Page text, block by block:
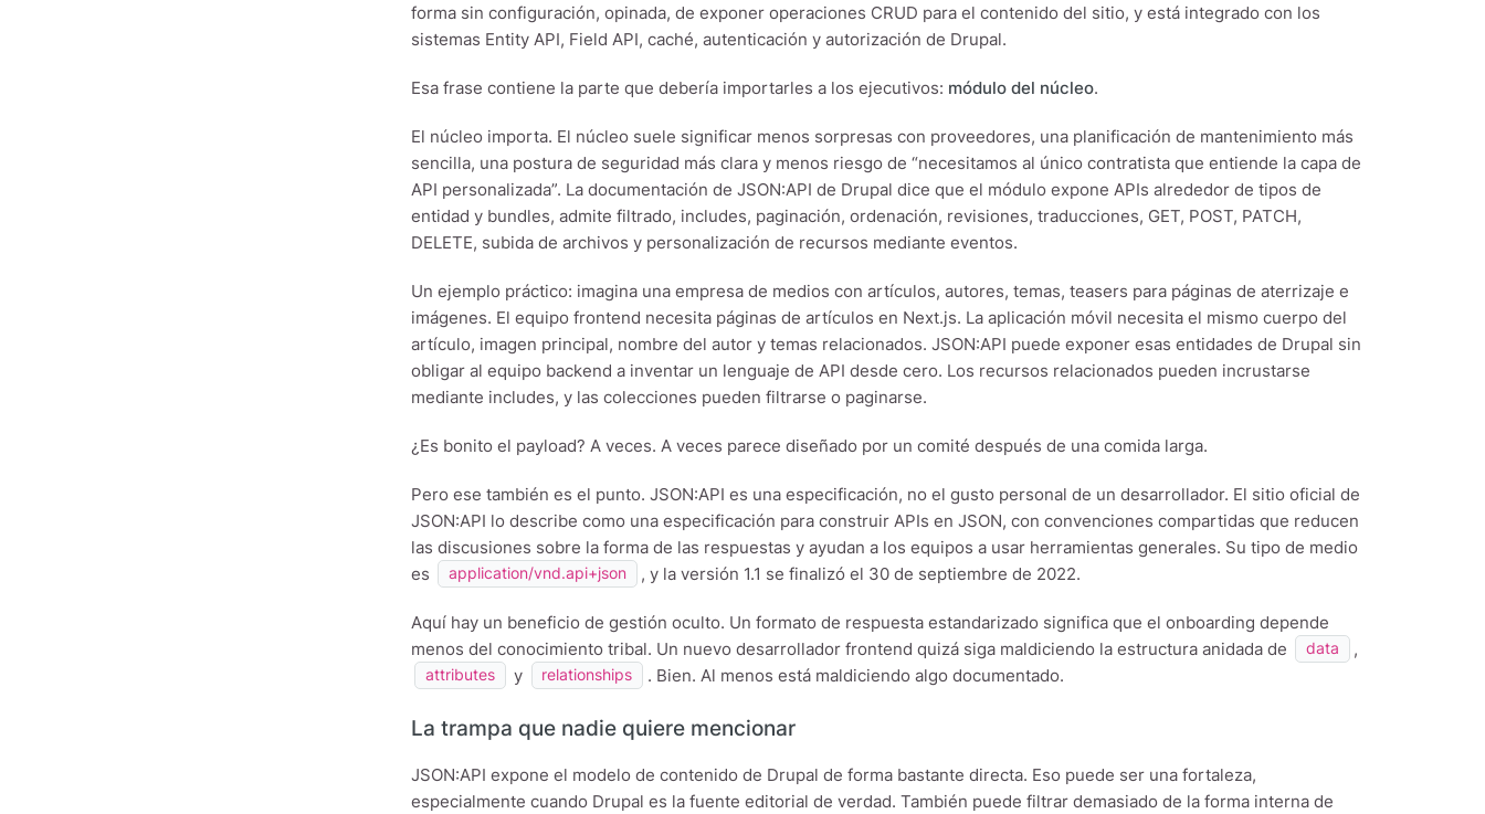
forma sin configuración, opinada, de exponer operaciones CRUD para el contenido del sitio, y está integrado con los
sistemas Entity API, Field API, caché, autenticación y autorización de Drupal.
Esa frase contiene la parte que debería importarles a los ejecutivos: módulo del núcleo.
El núcleo importa. El núcleo suele significar menos sorpresas con proveedores, una planificación de mantenimiento más
sencilla, una postura de seguridad más clara y menos riesgo de “necesitamos al único contratista que entiende la capa de
API personalizada”. La documentación de JSON:API de Drupal dice que el módulo expone APIs alrededor de tipos de
entidad y bundles, admite filtrado, includes, paginación, ordenación, revisiones, traducciones, GET, POST, PATCH,
DELETE, subida de archivos y personalización de recursos mediante eventos.
Un ejemplo práctico: imagina una empresa de medios con artículos, autores, temas, teasers para páginas de aterrizaje e
imágenes. El equipo frontend necesita páginas de artículos en Next.js. La aplicación móvil necesita el mismo cuerpo del
artículo, imagen principal, nombre del autor y temas relacionados. JSON:API puede exponer esas entidades de Drupal sin
obligar al equipo backend a inventar un lenguaje de API desde cero. Los recursos relacionados pueden incrustarse
mediante includes, y las colecciones pueden filtrarse o paginarse.
¿Es bonito el payload? A veces. A veces parece diseñado por un comité después de una comida larga.
Pero ese también es el punto. JSON:API es una especificación, no el gusto personal de un desarrollador. El sitio oficial de
JSON:API lo describe como una especificación para construir APIs en JSON, con convenciones compartidas que reducen
las discusiones sobre la forma de las respuestas y ayudan a los equipos a usar herramientas generales. Su tipo de medio
es
application/vnd.api+json , y la versión 1.1 se finalizó el 30 de septiembre de 2022.
Aquí hay un beneficio de gestión oculto. Un formato de respuesta estandarizado significa que el onboarding depende
menos del conocimiento tribal. Un nuevo desarrollador frontend quizá siga maldiciendo la estructura anidada de
data ,
attributes y relationships . Bien. Al menos está maldiciendo algo documentado.
La trampa que nadie quiere mencionar
JSON:API expone el modelo de contenido de Drupal de forma bastante directa. Eso puede ser una fortaleza,
especialmente cuando Drupal es la fuente editorial de verdad. También puede filtrar demasiado de la forma interna de